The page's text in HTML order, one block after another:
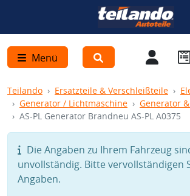
Menü
Teilando Ersatzteile & Verschleißteile
Generator / Lichtmaschine
Generator
AS-PL Generator Brandneu AS-PL A0375
Die Angaben zu Ihrem Fahrzeug
unvollständig. Bitte vervollständigen
Angaben.